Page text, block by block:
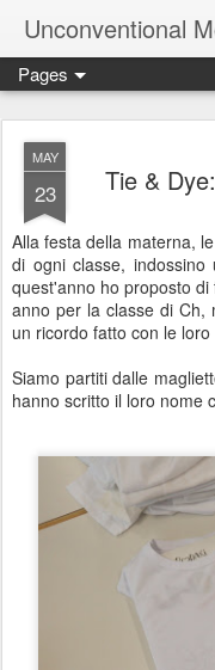
Unconventional
Pages
MAY
23 Tie &
Alla festa della materna,
di ogni classe,
quest'anno ho proposto
anno per la classe di Ch,
un ricordo fatto con le loro
Siamo partiti dalle
hanno scritto il loro nome